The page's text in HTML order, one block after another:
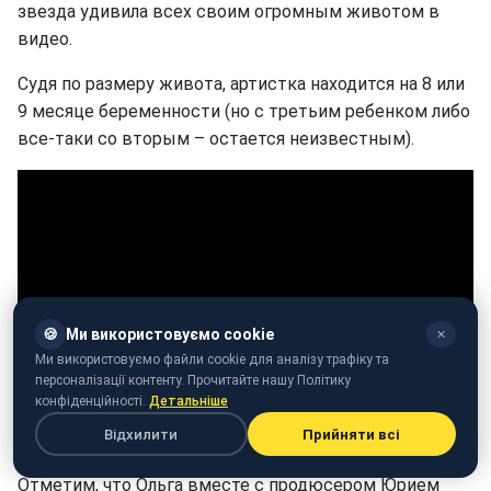
звезда удивила всех своим огромным животом в
видео.
Судя по размеру живота, артистка находится на 8 или
9 месяце беременности (но с третьим ребенком либо
все-таки со вторым – остается неизвестным).
Ольга Горбачева - "Маленькие Души"
Отметим, что Ольга вместе с продюсером Юрием
🍪 Ми використовуємо cookie ✕
Ми використовуємо файли cookie для аналізу трафіку та
персоналізації контенту. Прочитайте нашу Політику
конфіденційності. Детальніше
Відхилити Прийняти всі